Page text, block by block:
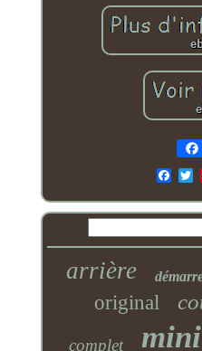
arrière
original
complet mini